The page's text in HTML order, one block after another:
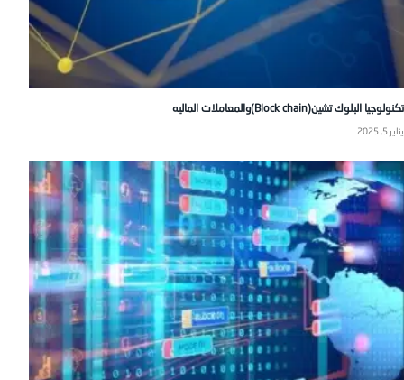
تكنولوجيا البلوك تشين(Block chain)والمعاملات الماليه
يناير 5, 2025